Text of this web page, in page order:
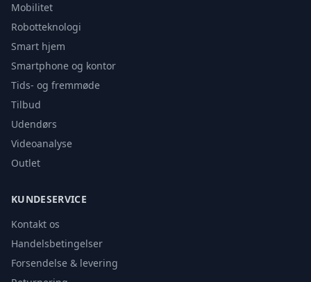
Mobilitet
Robotteknologi
Smart hjem
Smartphone og kontor
Tids- og fremmøde
Tilbud
Udendørs
Videoanalyse
Outlet
KUNDESERVICE
Kontakt os
Handelsbetingelser
Forsendelse & levering